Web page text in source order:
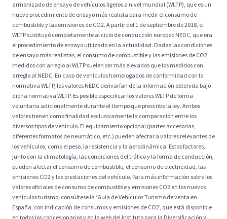
armonizado de ensayo de vehículos ligeros a nivel mundial (WLTP), que es un
nuevo procedimiento de ensayo más realista para medir el consumo de
combustible y las emisiones de CO2. A partir del 1 de septiembre de 2018, el
WLTP sustituyó completamente al ciclo de conducción europeo NEDC, que era
el procedimiento de ensayo utilizado en la actualidad. Dadas las condiciones
de ensayo más realistas, el consumo de combustible y las emisiones de CO2
medidos con arreglo al WLTP suelen ser más elevados que los medidos con
arreglo al NEDC. En caso de vehículos homologados de conformidad con la
normativa WLTP, los valores NEDC derivarían de la información obtenida bajo
dicha normativa WLTP. Es posible especificar los valores WLTP de forma
voluntaria adicionalmente durante el tiempo que prescribe la ley. Ambos
valores tienen como finalidad exclusivamente la comparación entre los
diversos tipos de vehículo. El equipamiento opcional (partes accesorias,
diferentes formatos de neumático, etc.) pueden afectar a valores relevantes de
los vehículos, como el peso, la resistencia y la aerodinámica. Estos factores,
junto con la climatología, las condiciones del tráfico y la forma de conducción,
pueden afectar el consumo de combustible, el consumo de electricidad, las
emisiones CO2 y las prestaciones del vehículo. Para más información sobre los
valores oficiales de consumo de combustible y emisiones CO2 en los nuevos
vehículos turismo, consúltese la ‘Guía de Vehículos Turismo de venta en
España, con indicación de consumos y emisiones de CO2’, que está disponible
en todos los concesionarios y en la web del Instituto para la Diversificación y